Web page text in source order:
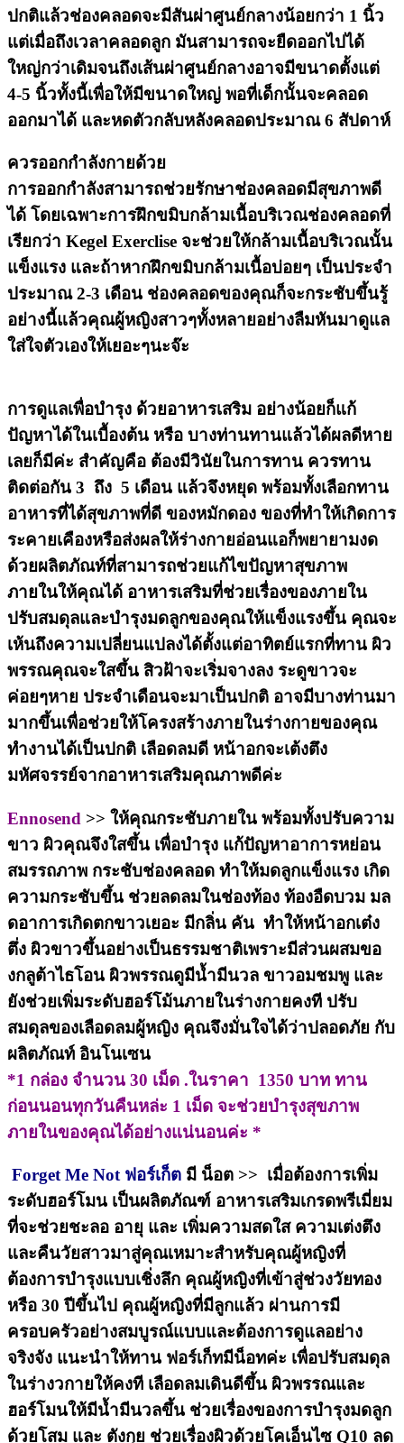
ปกติแล้วช่องคลอดจะมีสันผ่าศูนย์กลางน้อยกว่า 1 นิ้ว
แต่เมื่อถึงเวลาคลอดลูก มันสามารถจะยืดออกไปได้
ใหญ่กว่าเดิมจนถึงเส้นผ่าศูนย์กลางอาจมีขนาดตั้งแต่
4-5 นิ้วทั้งนี้เพื่อให้มีขนาดใหญ่ พอที่เด็กนั้นจะคลอด
ออกมาได้ และหดตัวกลับหลังคลอดประมาณ 6 สัปดาห์
ควรออกกำลังกายด้วย
การออกกำลังสามารถช่วยรักษาช่องคลอดมีสุขภาพดี
ได้ โดยเฉพาะการฝึกขมิบกล้ามเนื้อบริเวณช่องคลอดที่
เรียกว่า Kegel Exerclise จะช่วยให้กล้ามเนื้อบริเวณนั้น
แข็งแรง และถ้าหากฝึกขมิบกล้ามเนื้อบ่อยๆ เป็นประจำ
ประมาณ 2-3 เดือน ช่องคลอดของคุณก็จะกระชับขึ้นรู้
อย่างนี้แล้วคุณผู้หญิงสาวๆทั้งหลายอย่างลืมหันมาดูแล
ใส่ใจตัวเองให้เยอะๆนะจ๊ะ
การดูแลเพื่อบำรุง ด้วยอาหารเสริม อย่างน้อยก็แก้
ปัญหาได้ในเบื้องต้น หรือ บางท่านทานแล้วได้ผลดีหาย
เลยก็มีค่ะ สำคัญคือ ต้องมีวินัยในการทาน ควรทาน
ติดต่อกัน 3 ถึง 5 เดือน แล้วจึงหยุด พร้อมทั้งเลือกทาน
อาหารที่ได้สุขภาพที่ดี ของหมักดอง ของที่ทำให้เกิดการ
ระคายเคืองหรือส่งผลให้ร่างกายอ่อนแอก็พยายามงด
ด้วยผลิตภัณท์ที่สามารถช่วยแก้ไขปัญหาสุขภาพ
ภายในให้คุณได้ อาหารเสริมที่ช่วยเรื่องของภายใน
ปรับสมดุลและบำรุงมดลูกของคุณให้แข็งแรงขึ้น คุณจะ
เห้นถึงความเปลี่ยนแปลงได้ตั้งแต่อาทิตย์แรกที่ทาน ผิว
พรรณคุณจะใสขึ้น สิวฝ้าจะเริ่มจางลง ระดูขาวจะ
ค่อยๆหาย ประจำเดือนจะมาเป็นปกติ อาจมีบางท่านมา
มากขึ้นเพื่อช่วยให้โครงสร้างภายในร่างกายของคุณ
ทำงานได้เป็นปกติ เลือดลมดี หน้าอกจะเต้งตึง
มหัศจรรย์จากอาหารเสริมคุณภาพดีค่ะ
Ennosend >> ให้คุณกระชับภายใน พร้อมทั้งปรับความ
ขาว ผิวคุณจึงใสขึ้น เพื่อบำรุง แก้ปัญหาอาการหย่อน
สมรรถภาพ กระชับช่องคลอด ทำให้มดลูกแข็งแรง เกิด
ความกระชับขึ้น ช่วยลดลมในช่องท้อง ท้องอืดบวม มล
ดอาการเกิดตกขาวเยอะ มีกลิ่น คัน ทำให้หน้าอกเต๋ง
ตึ่ง ผิวขาวขึ้นอย่างเป็นธรรมชาติเพราะมีส่วนผสมขอ
งกลูต้าไธโอน ผิวพรรณดูมีน้ำมีนวล ขาวอมชมพู และ
ยังช่วยเพิ่มระดับฮอร์โม้นภายในร่างกายคงที ปรับ
สมดุลของเลือดลมผู้หญิง คุณจึงมั่นใจได้ว่าปลอดภัย กับ
ผลิตภัณท์ อินโนเซน
*1 กล่อง จำนวน 30 เม็ด .ในราคา 1350 บาท ทาน
ก่อนนอนทุกวันคืนหล่ะ 1 เม็ด จะช่วยบำรุงสุขภาพ
ภายในของคุณได้อย่างแน่นอนค่ะ *
Forget Me Not ฟอร์เก็ต มี น็อต >> เมื่อต้องการเพิ่ม
ระดับฮอร์โมน เป็นผลิตภัณฑ์ อาหารเสริมเกรดพรีเมี่ยม
ที่จะช่วยชะลอ อายุ และ เพิ่มความสดใส ความเต่งตึง
และคืนวัยสาวมาสู่คุณเหมาะสำหรับคุณผู้หญิงที่
ต้องการบำรุงแบบเชิ่งลึก คุณผู้หญิงที่เข้าสู่ช่วงวัยทอง
หรือ 30 ปีขึ้นไป คุณผู้หญิงที่มีลูกแล้ว ผ่านการมี
ครอบครัวอย่างสมบูรณ์แบบและต้องการดูแลอย่าง
จริงจัง แนะนำให้ทาน ฟอร์เก็ทมีน็อทค่ะ เพื่อปรับสมดุล
ในร่างวกายให้คงที เลือดลมเดินดีขึ้น ผิวพรรณและ
ฮอร์โมนให้มีน้ำมีนวลขึ้น ช่วยเรื่องของการบำรุงมดลูก
ด้วยโสม และ ตังกุย ช่วยเรื่องผิวด้วยโคเอ็นไซ Q10 ลด